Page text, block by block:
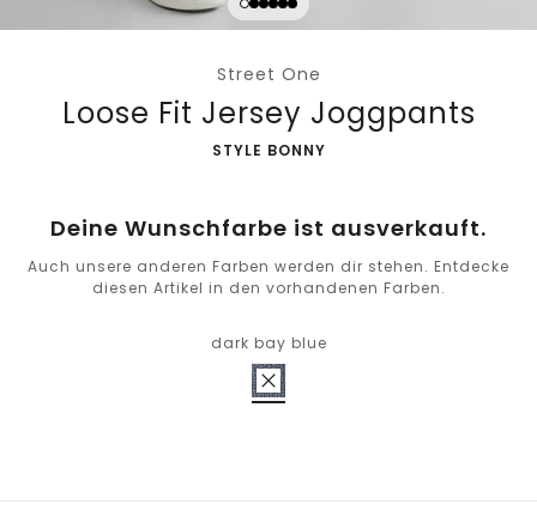
Street One
Loose Fit Jersey Joggpants
-
STYLE BONNY
Deine Wunschfarbe ist ausverkauft.
Auch unsere anderen Farben werden dir stehen. Entdecke
diesen Artikel in den vorhandenen Farben.
dark bay blue